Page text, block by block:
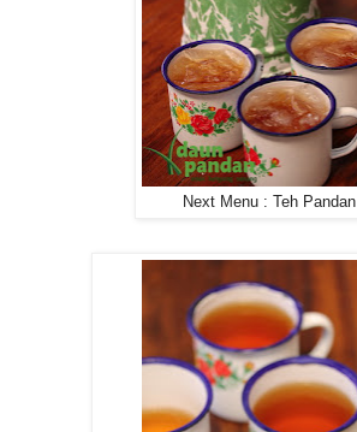
Next Menu : Teh Pandan